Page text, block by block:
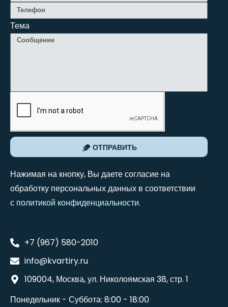
Тема
ОТПРАВИТЬ
Нажимая на кнопку, Вы даете согласие на
обработку персональных данных в соответствии
с политикой конфиденциальности.
+7 (967) 580-2010
info@kvartiry.ru
109004, Москва, ул. Николоямская 38, стр. 1
Понедельник - Суббота: 8:00 - 18:00